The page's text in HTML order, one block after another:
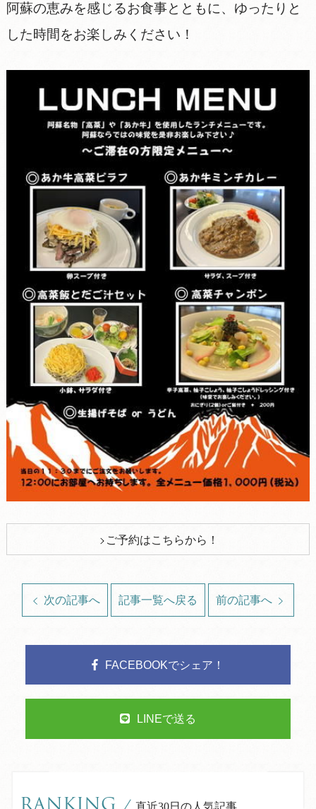
阿蘇の恵みを感じるお食事とともに、ゆったりと
した時間をお楽しみください！
ご予約はこちらから！
次の記事へ 記事一覧へ戻る 前の記事へ
FACEBOOKでシェア！
LINEで送る
直近30日の人気記事